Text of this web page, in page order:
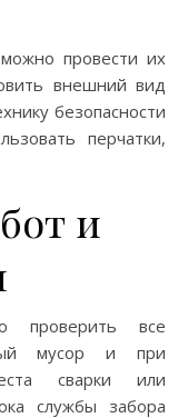
провести их
внешний вид
безопасности
перчатки,
и
проверить все
мусор и при
сварки или
службы забора